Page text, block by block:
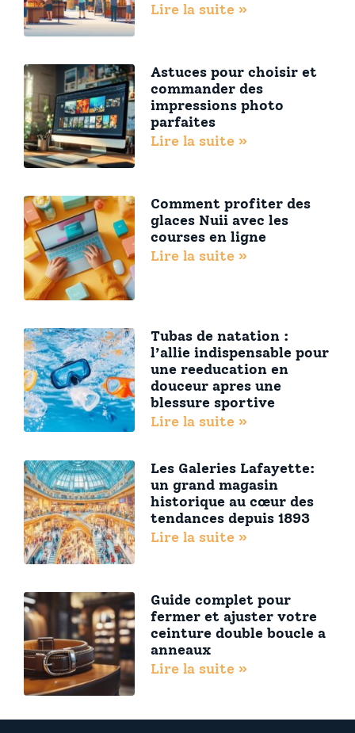
Lire la suite »
Astuces pour choisir et
commander des
impressions photo
parfaites
Lire la suite »
Comment profiter des
glaces Nuii avec les
courses en ligne
Lire la suite »
Tubas de natation :
l’allie indispensable pour
une reeducation en
douceur apres une
blessure sportive
Lire la suite »
Les Galeries Lafayette:
un grand magasin
historique au cœur des
tendances depuis 1893
Lire la suite »
Guide complet pour
fermer et ajuster votre
ceinture double boucle a
anneaux
Lire la suite »